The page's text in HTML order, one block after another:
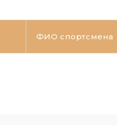
ФИО спортсмена